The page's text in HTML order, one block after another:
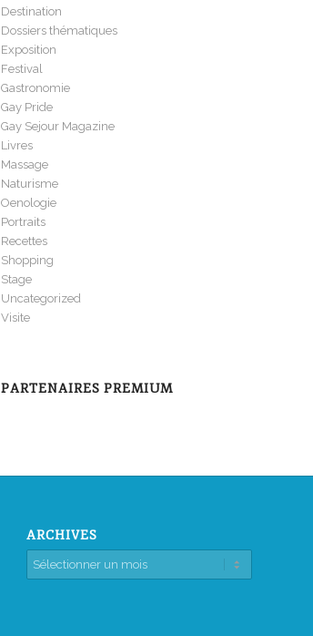
Destination
Dossiers thématiques
Exposition
Festival
Gastronomie
Gay Pride
Gay Sejour Magazine
Livres
Massage
Naturisme
Oenologie
Portraits
Recettes
Shopping
Stage
Uncategorized
Visite
PARTENAIRES PREMIUM
ARCHIVES